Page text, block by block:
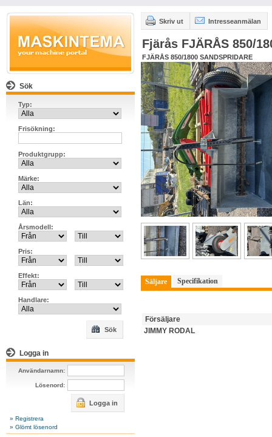
Sök
Typ:
Frisökning:
Produktgrupp:
Märke:
Län:
Årsmodell:
Pris:
Effekt:
Handlare:
Sök
Logga in
Användarnamn:
Lösenord:
Logga in
» Registrera
» Glömt lösenord
Skriv ut Intresseanmälan
Fjärås FJÄRÅS 850/
FJÄRÅS 850/1800 SANDSPRIDARE
Säljare Specifikation
Försäljare
JIMMY RODAL